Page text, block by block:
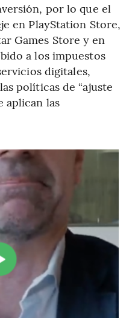
por lo que el
en PlayStation Store,
Games Store y en
a los impuestos
digitales,
políticas de “ajuste
aplican las